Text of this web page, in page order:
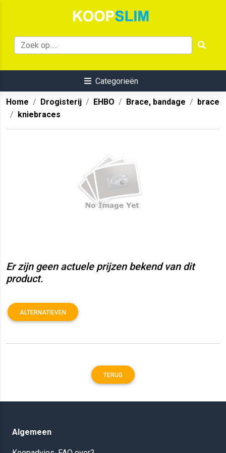
Categorieën
Home Drogisterij EHBO Brace, bandage
brace
kniebraces
Er zijn geen actuele prijzen bekend van dit
product.
ALTERNATIEVEN
TERUG
Algemeen